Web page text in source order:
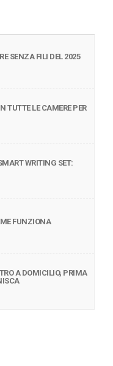
SENZA FILI DEL 2025
TUTTE LE CAMERE PER
WRITING SET:
FUNZIONA
A DOMICILIO, PRIMA